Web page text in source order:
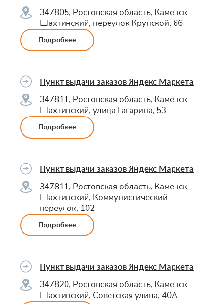
347805, Ростовская область, Каменск-
Шахтинский, переулок Крупской, 66
Подробнее
Пункт выдачи заказов Яндекс Маркета
347811, Ростовская область, Каменск-
Шахтинский, улица Гагарина, 53
Подробнее
Пункт выдачи заказов Яндекс Маркета
347811, Ростовская область, Каменск-
Шахтинский, Коммунистический
переулок, 102
Подробнее
Пункт выдачи заказов Яндекс Маркета
347820, Ростовская область, Каменск-
Шахтинский, Советская улица, 40А